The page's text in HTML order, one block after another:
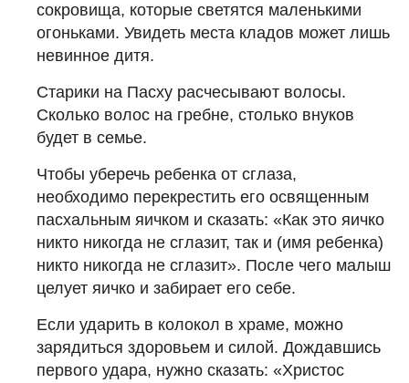
сокровища, которые светятся маленькими
огоньками. Увидеть места кладов может лишь
невинное дитя.
Старики на Пасху расчесывают волосы.
Сколько волос на гребне, столько внуков
будет в семье.
Чтобы уберечь ребенка от сглаза,
необходимо перекрестить его освященным
пасхальным яичком и сказать: «Как это яичко
никто никогда не сглазит, так и (имя ребенка)
никто никогда не сглазит». После чего малыш
целует яичко и забирает его себе.
Если ударить в колокол в храме, можно
зарядиться здоровьем и силой. Дождавшись
первого удара, нужно сказать: «Христос